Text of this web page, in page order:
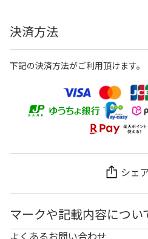
決済方法
下記の決済方法がご利用頂けます。
シェ
マークや記載内容につい
よくあるお問い合わせ